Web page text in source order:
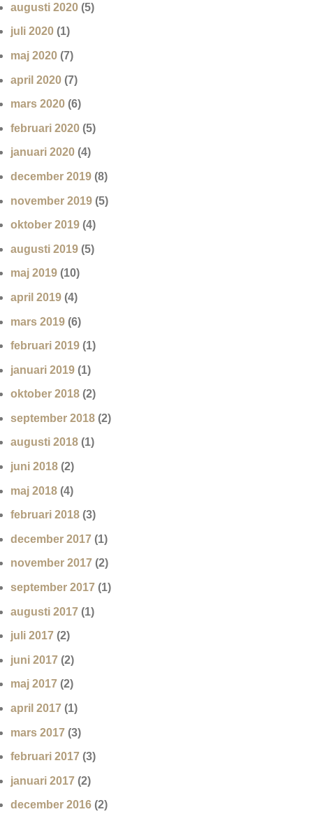
augusti 2020 (5)
juli 2020 (1)
maj 2020 (7)
april 2020 (7)
mars 2020 (6)
februari 2020 (5)
januari 2020 (4)
december 2019 (8)
november 2019 (5)
oktober 2019 (4)
augusti 2019 (5)
maj 2019 (10)
april 2019 (4)
mars 2019 (6)
februari 2019 (1)
januari 2019 (1)
oktober 2018 (2)
september 2018 (2)
augusti 2018 (1)
juni 2018 (2)
maj 2018 (4)
februari 2018 (3)
december 2017 (1)
november 2017 (2)
september 2017 (1)
augusti 2017 (1)
juli 2017 (2)
juni 2017 (2)
maj 2017 (2)
april 2017 (1)
mars 2017 (3)
februari 2017 (3)
januari 2017 (2)
december 2016 (2)